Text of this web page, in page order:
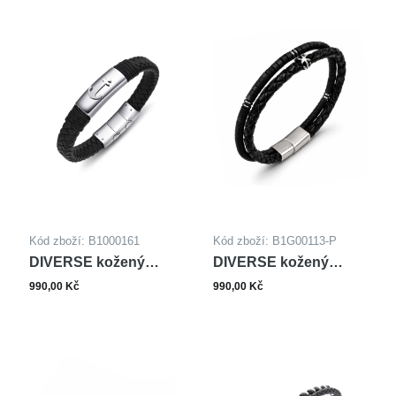
Kód zboží: B1000161
DIVERSE kožený
náramek z oceli
990,00 Kč
Kód zboží: B1G00113-P
DIVERSE kožený
náramek z oceli ONYX
990,00 Kč